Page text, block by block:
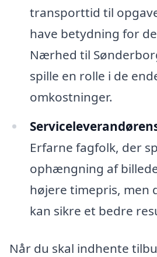
transporttid til
have betydning for
Nærhed til
spille en rolle i de
omkostninger.
Erfarne fagfolk, der
ophængning af
højere timepris, men
kan sikre et bedre
Når du skal indhente